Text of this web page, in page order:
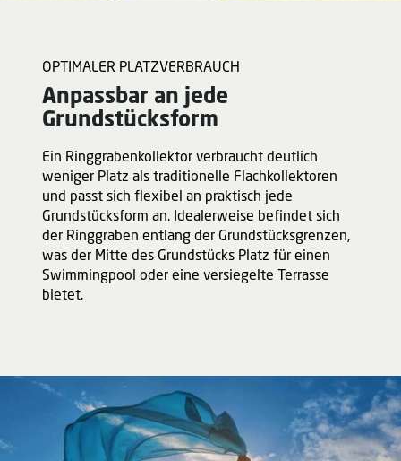
OPTIMALER PLATZVERBRAUCH
Anpassbar an jede
Grundstücksform
Ein Ringgrabenkollektor verbraucht deutlich
weniger Platz als traditionelle Flachkollektoren
und passt sich flexibel an praktisch jede
Grundstücksform an. Idealerweise befindet sich
der Ringgraben entlang der Grundstücksgrenzen,
was der Mitte des Grundstücks Platz für einen
Swimmingpool oder eine versiegelte Terrasse
bietet.